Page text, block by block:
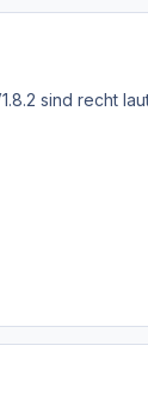
sind recht